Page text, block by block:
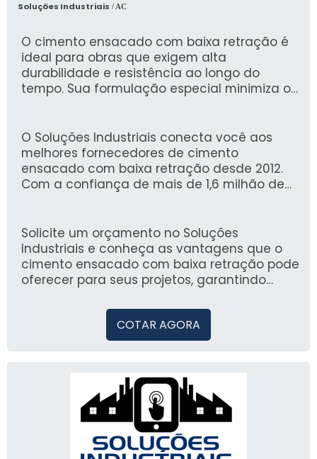
Soluções Industriais / AC
O cimento ensacado com baixa retração é
ideal para obras que exigem alta
durabilidade e resistência ao longo do
tempo. Sua formulação especial minimiza o
confiável.
O Soluções Industriais conecta você aos
melhores fornecedores de cimento
ensacado com baixa retração desde 2012.
Com a confiança de mais de 1,6 milhão de
encontrar as soluções industriais que você
precisa.
Solicite um orçamento no Soluções
Industriais e conheça as vantagens que o
cimento ensacado com baixa retração pode
oferecer para seus projetos, garantindo
COTAR AGORA